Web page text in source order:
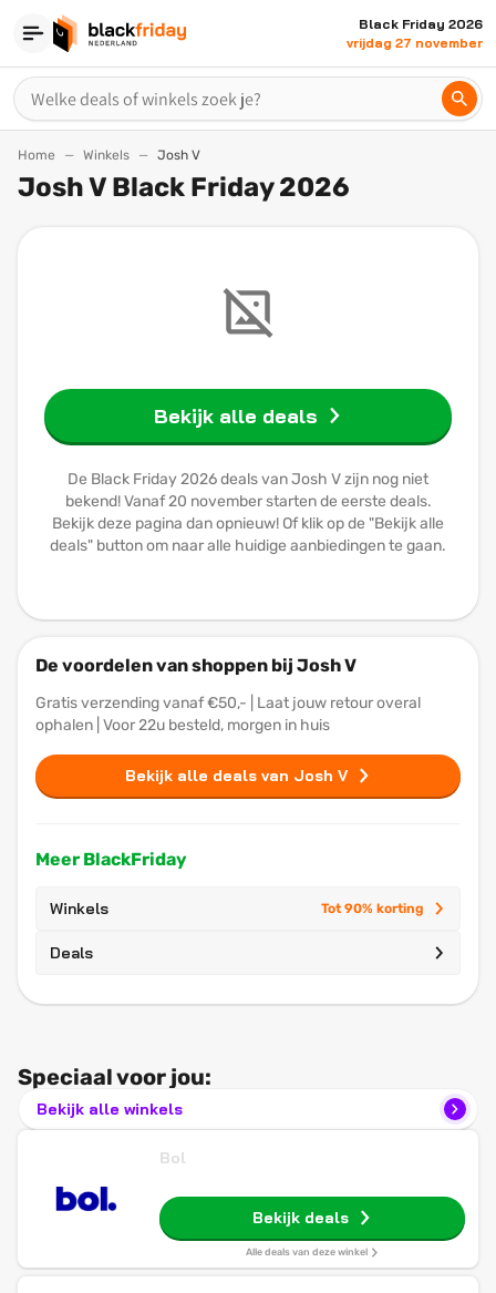
Black Friday 2026
vrijdag 27 november
Home Winkels Josh V
Josh V Black Friday 2026
Bekijk alle deals
De Black Friday 2026 deals van Josh V zijn nog niet
bekend! Vanaf 20 november starten de eerste deals.
Bekijk deze pagina dan opnieuw! Of klik op de "Bekijk alle
deals" button om naar alle huidige aanbiedingen te gaan.
De voordelen van shoppen bij Josh V
Gratis verzending vanaf €50,- | Laat jouw retour overal
ophalen | Voor 22u besteld, morgen in huis
Bekijk alle deals van Josh V
Meer BlackFriday
Winkels Tot 90% korting
Deals
Speciaal voor jou:
Bekijk alle winkels
Bol
Bekijk deals
Alle deals van deze winkel